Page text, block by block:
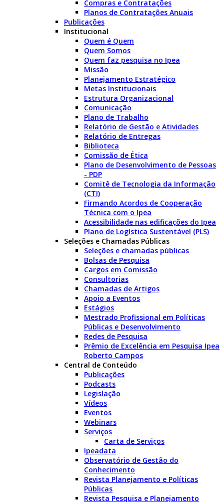
Compras e Contratações
Planos de Contratações Anuais
Publicações
Institucional
Quem é Quem
Quem Somos
Quem faz pesquisa no Ipea
Missão
Planejamento Estratégico
Metas Institucionais
Estrutura Organizacional
Comunicação
Plano de Trabalho
Relatório de Gestão e Atividades
Relatório de Entregas
Biblioteca
Comissão de Ética
Plano de Desenvolvimento de Pessoas
- PDP
Comitê de Tecnologia da Informação
(CTI)
Firmando Acordos de Cooperação
Técnica com o Ipea
Acessibilidade nas edificações do Ipea
Plano de Logística Sustentável (PLS)
Seleções e Chamadas Públicas
Seleções e chamadas públicas
Bolsas de Pesquisa
Cargos em Comissão
Consultorias
Chamadas de Artigos
Apoio a Eventos
Estágios
Mestrado Profissional em Políticas
Públicas e Desenvolvimento
Redes de Pesquisa
Prêmio de Excelência em Pesquisa Ipea
Roberto Campos
Central de Conteúdo
Publicações
Podcasts
Legislação
Vídeos
Eventos
Webinars
Serviços
Carta de Serviços
Ipeadata
Observatório de Gestão do
Conhecimento
Revista Planejamento e Políticas
Públicas
Revista Pesquisa e Planejamento